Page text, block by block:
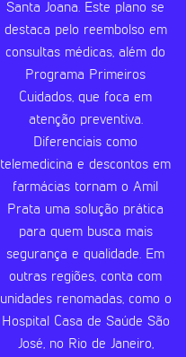
Santa Joana. Este plano se
destaca pelo reembolso em
consultas médicas, além do
Programa Primeiros
Cuidados, que foca em
atenção preventiva.
Diferenciais como
telemedicina e descontos em
farmácias tornam o Amil
Prata uma solução prática
para quem busca mais
segurança e qualidade. Em
outras regiões, conta com
unidades renomadas, como o
Hospital Casa de Saúde São
José, no Rio de Janeiro,